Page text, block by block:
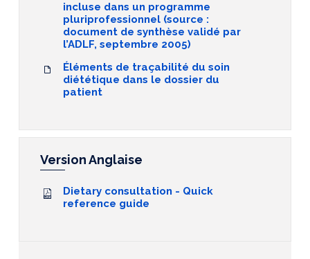
incluse dans un programme
pluriprofessionnel (source :
document de synthèse validé par
l’ADLF, septembre 2005)
Éléments de traçabilité du soin
diététique dans le dossier du
patient
Version Anglaise
Dietary consultation - Quick
reference guide